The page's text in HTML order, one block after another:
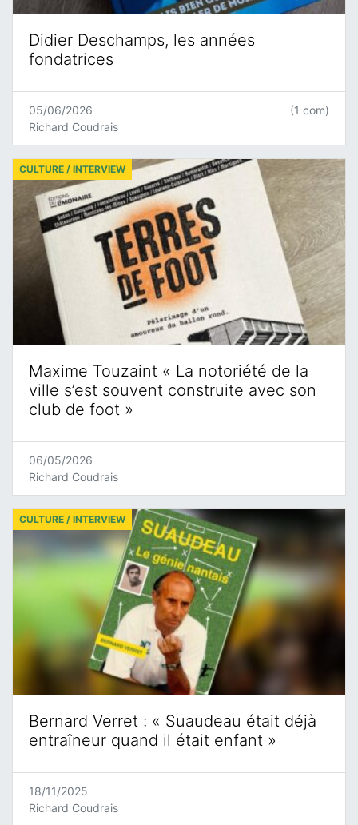
Didier Deschamps, les années
fondatrices
05/06/2026
Richard Coudrais
(1 com)
Maxime Touzaint « La notoriété de la
ville s’est souvent construite avec son
club de foot »
CULTURE / INTERVIEW
06/05/2026
Richard Coudrais
Bernard Verret : « Suaudeau était déjà
entraîneur quand il était enfant »
CULTURE / INTERVIEW
18/11/2025
Richard Coudrais